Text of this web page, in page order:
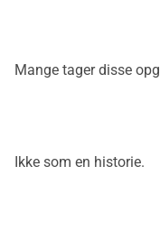
støttedyrunderstøttede
samfundMøde med
Mange tager disse
Ikke som en historie.